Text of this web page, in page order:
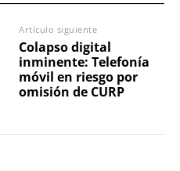
Artículo siguiente
Colapso digital
inminente: Telefonía
móvil en riesgo por
omisión de CURP